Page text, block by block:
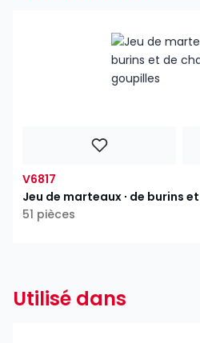
V6817
Jeu de marteaux ∙ de burins
51 pièces
Utilisé dans